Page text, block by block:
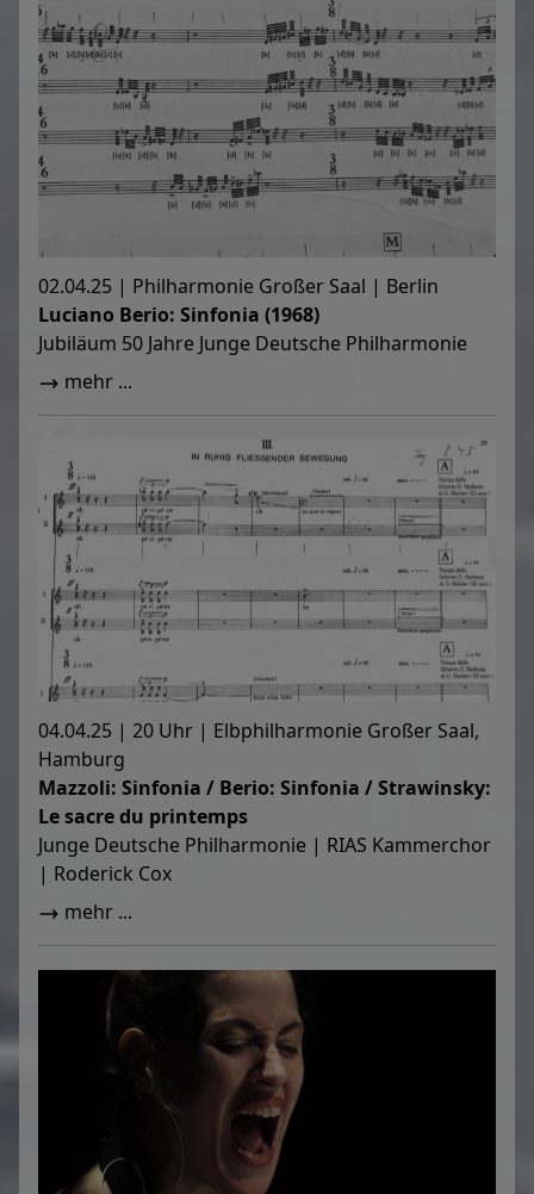
02.04.25 | Philharmonie Großer Saal | Berlin
Luciano Berio: Sinfonia (1968)
Jubiläum 50 Jahre Junge Deutsche Philharmonie
mehr ...
04.04.25 | 20 Uhr | Elbphilharmonie Großer Saal,
Hamburg
Mazzoli: Sinfonia / Berio: Sinfonia / Strawinsky:
Le sacre du printemps
Junge Deutsche Philharmonie | RIAS Kammerchor
| Roderick Cox
mehr ...